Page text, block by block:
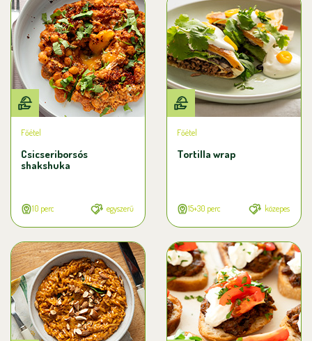
Főétel
Csicseriborsós
shakshuka
10 perc egyszerű
Főétel
Tortilla wrap
15+30 perc közepes